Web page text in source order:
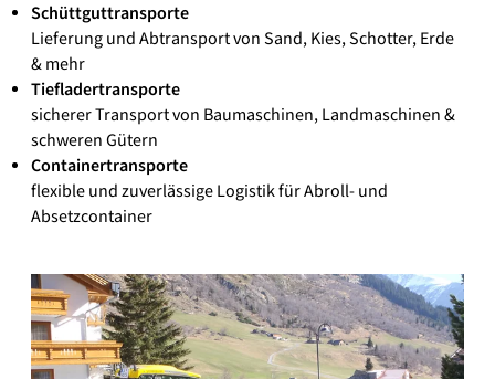
Schüttguttransporte
Lieferung und Abtransport von Sand, Kies, Schotter, Erde
& mehr
Tiefladertransporte
sicherer Transport von Baumaschinen, Landmaschinen &
schweren Gütern
Containertransporte
flexible und zuverlässige Logistik für Abroll- und
Absetzcontainer